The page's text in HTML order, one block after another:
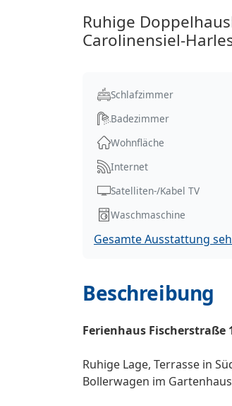
Ruhige
Carolinensiel-
Schlafzimmer
Badezimmer
Wohnfläche
Internet
Satelliten-/Kabel TV
Waschmaschine
Gesamte Ausstattung
Beschreibung
Ferienhaus Fischerstraße
Ruhige Lage, Terrasse in
Bollerwagen im